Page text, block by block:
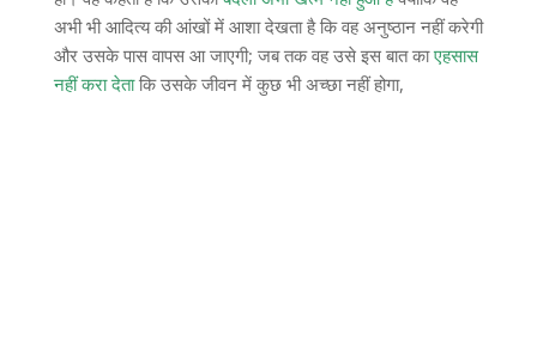
अभी भी आदित्य की आंखों में आशा देखता है कि वह अनुष्ठान नहीं करेगी
और उसके पास वापस आ जाएगी; जब तक वह उसे इस बात काएहसास
नहीं करा देताकि उसके जीवन में कुछ भी अच्छा नहीं होगा,